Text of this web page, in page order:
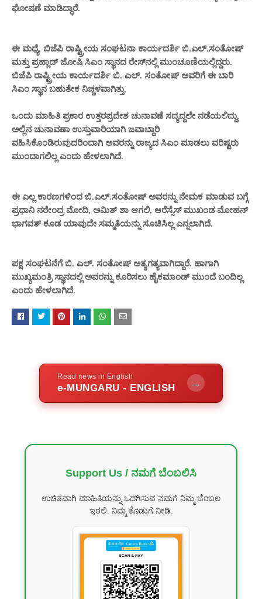
ಘೋಷಣೆ ಮಾಡಿದ್ಧಾರೆ.
ಈ ಮಧ್ಯೆ, ಬಿಜೆಪಿ ರಾಷ್ಟ್ರೀಯ ಸಂಘಟನಾ ಕಾರ್ಯದರ್ಶಿ ಬಿ.ಎಲ್.ಸಂತೋಷ್
ಮತ್ತು ಪ್ರಹ್ಲಾದ್ ಜೋಷಿ ಸಿಎಂ ಸ್ಥಾನದ ರೇಸ್‌ನಲ್ಲಿ ಮುಂಚೂಣಿಯಲ್ಲಿದ್ದರು.
ಬಿಜೆಪಿ ರಾಷ್ಟ್ರೀಯ ಕಾರ್ಯದರ್ಶಿ ಬಿ. ಎಲ್. ಸಂತೋಷ್ ಅವರಿಗೆ ಈ ಬಾರಿ
ಸಿಎಂ ಸ್ಥಾನ ಬಹುತೇಕ ನಿಚ್ಚಳವಾಗಿತ್ತು.
ಒಂದು ಮಾಹಿತಿ ಪ್ರಕಾರ ಉತ್ತರಪ್ರದೇಶ ಚುನಾವಣೆ ಸದ್ಯದ್ದಲೇ ನಡೆಯಲಿದ್ದು,
ಅಲ್ಲಿನ ಚುನಾವಣಾ ಉಸ್ತುವಾರಿಯಾಗಿ ಜವಾಬ್ದಾರಿ
ವಹಿಸಿಕೊಂಡಿರುವುದರಿಂದಾಗಿ ಅವರನ್ನು ರಾಜ್ಯದ ಸಿಎಂ ಮಾಡಲು ವರಿಷ್ಟರು
ಮುಂದಾಗಲಿಲ್ಲ ಎಂದು ಹೇಳಲಾಗಿದೆ.
ಈ ಎಲ್ಲ ಕಾರಣಗಳಿಂದ ಬಿ.ಎಲ್.ಸಂತೋಷ್ಅವರನ್ನು ನೇಮಕ ಮಾಡುವ ಬಗ್ಗೆ
ಪ್ರಧಾನಿ ನರೇಂದ್ರ ಮೋದಿ, ಅಮಿತ್ ಶಾ ಆಗಲಿ, ಆರೆಸ್ಸೆಸ್ ಮುಖಂಡ ಮೋಹನ್
ಭಾಗವತ್ ಕೂಡ ಯಾವುದೇ ಸಮ್ಮತಿಯನ್ನು ಸೂಚಿಸಿಲ್ಲ ಎನ್ನಲಾಗಿದೆ.
ಪಕ್ಷ ಸಂಘಟನೆಗೆ ಬಿ. ಎಲ್. ಸಂತೋಷ್ ಅತ್ಯಗತ್ಯವಾಗಿದ್ದಾರೆ. ಹಾಗಾಗಿ
ಮುಖ್ಯಮಂತ್ರಿ ಸ್ಥಾನದಲ್ಲಿ ಅವರನ್ನು ಕೂರಿಸಲು ಹೈಕಮಾಂಡ್ ಮುಂದೆ ಬಂದಿಲ್ಲ
ಎಂದು ಹೇಳಲಾಗಿದೆ.
Read news in English
e-MUNGARU - ENGLISH →
Support Us / ನಮಗೆ ಬೆಂಬಲಿಸಿ
ಉಚಿತವಾಗಿ ಮಾಹಿತಿಯನ್ನು ಒದಗಿಸುವ ನಮಗೆ ನಿಮ್ಮ ಬೆಂಬಲ
ಇರಲಿ. ನಿಮ್ಮ ಕೊಡುಗೆ ನೀಡಿ.